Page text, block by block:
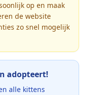
op en maak
de website
zo snel mogelijk
adopteert!
alle kittens